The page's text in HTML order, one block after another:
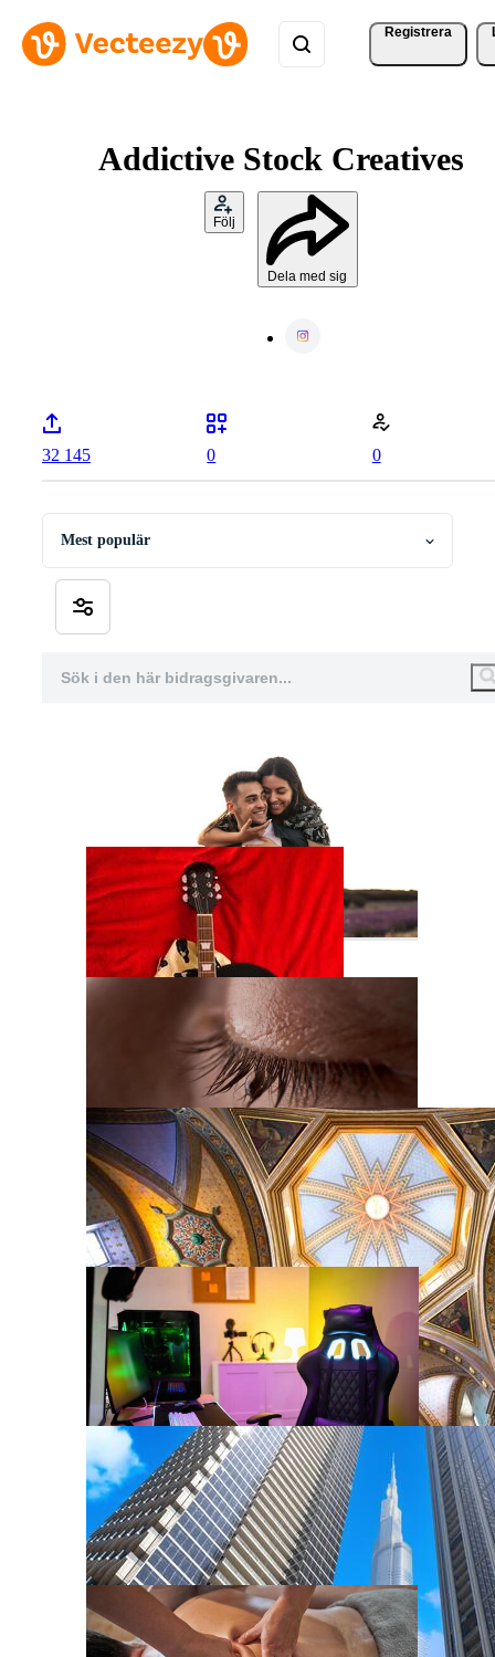
Registrera
Addictive Stock Creatives
Följ
Dela med sig
32 145 0 0
Mest populär